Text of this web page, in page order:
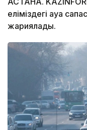
еліміздегі ауа
жариялады.